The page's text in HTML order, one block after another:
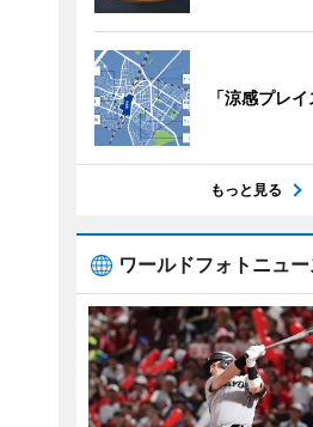
「涼感プレ
もっと見る
ワールドフォトニュー